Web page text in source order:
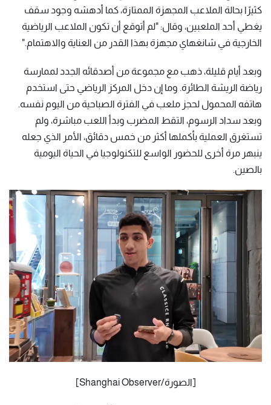
كثيرًا بحالة الملاعب المجهزة الممتازة، كما أدهشه وجود سقف
يغطي أحد الملعبين، وقال: "لم أتوقع أن تكون الملاعب الرياضية
الخارجية في شانغهاي مجهزة بهذا القدر من العناية والاهتمام."
وبعد أيام قليلة، ذهب مع مجموعة من أصدقائه الجدد لممارسة
رياضة الريشة الطائرة. وما إن دخل المركز الرياضي حتى استخدم
هاتفه المحمول لحجز ملعب في الفترة الصباحية من اليوم نفسه.
وبعد سداد الرسوم، التقط المضرب وبدأ اللعب مباشرة، ولم
تستغرق العملية بأكملها أكثر من خمس دقائق، الأمر الذي جعله
ينبهر مرة أخرى للحضور الواسع للتكنولوجيا في الحياة اليومية
بالصين.
[الصورة/Shanghai Observer]